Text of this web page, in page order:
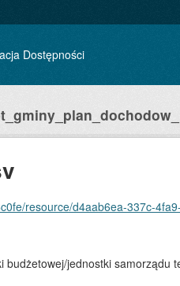
Dostępności
337c-4fa9-a596-
jednostki samorządu